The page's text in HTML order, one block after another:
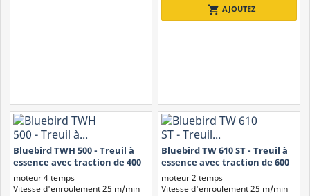
Treuil manuel ou à manivelle :fonctionnent à manivelle
ou à levier. Généralement adaptés aux petites charges et aux
loisirs ;
Treuil électrique : alimentés par batterie 12/24 V ou par
courant monophasé 230V. Peuvent être équipés d'une
télécommande pour un contrôle pratique à distance ;
shopping_cart AJOUTEZ
Bluebird TWH 500 - Treuil à
essence avec traction de 400
kg
moteur 4 temps
Vitesse d'enroulement 25 m/min
Bluebird TW 610 ST - Treuil à
essence avec traction de 600
kg
moteur 2 temps
Vitesse d'enroulement 25 m/min